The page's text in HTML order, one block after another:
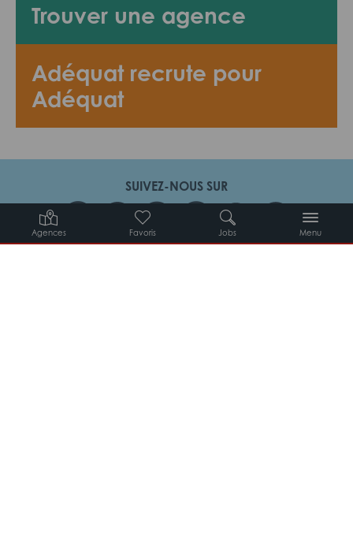
Agences Favoris Jobs Menu
Trouver une agence
Adéquat recrute pour
Adéquat
SUIVEZ-NOUS SUR